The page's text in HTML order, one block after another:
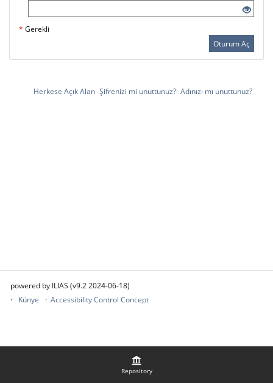
Repository
* Gerekli
Oturum Aç
Herkese Açık Alan Şifrenizi mi unuttunuz? Adınızı mı unuttunuz?
powered by ILIAS (v9.2 2024-06-18)
Künye
Accessibility Control Concept